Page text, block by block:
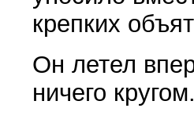
крепких
Он летел
ничего